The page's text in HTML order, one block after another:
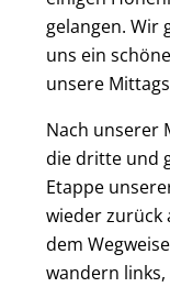
gelangen. Wir
uns ein
unsere
Nach unserer
die dritte und
Etappe
wieder zurück
dem
wandern